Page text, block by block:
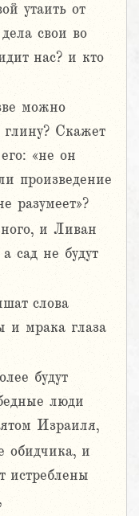
утаить от
свои во
нас? и кто
можно
глину? Скажет
«не он
произведение
разумеет»?
и Ливан
сад не будут
слова
и мрака глаза
будут
люди
Израиля,
обидчика, и
истреблены